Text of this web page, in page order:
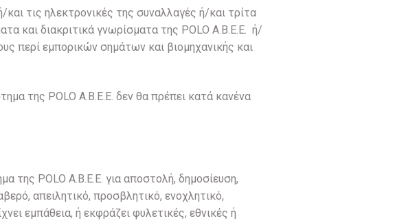
τις ηλεκτρονικές της συναλλαγές ή/και τρίτα
και διακριτικά γνωρίσματα της POLO A.B.E.E. ή/
περί εμπορικών σημάτων και βιομηχανικής και
της POLO A.B.E.E. δεν θα πρέπει κατά κανένα
της POLO A.B.E.E. για αποστολή, δημοσίευση,
απειλητικό, προσβλητικό, ενοχλητικό,
εμπάθεια, ή εκφράζει φυλετικές, εθνικές ή